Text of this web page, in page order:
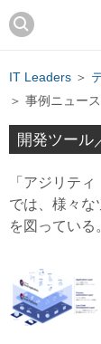
IT Leaders ＞
＞ 事例ニュース
開発ツール
「アジリテ
では、様々な
を図っている